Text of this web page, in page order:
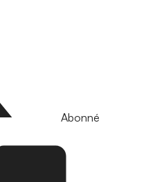
Abonné